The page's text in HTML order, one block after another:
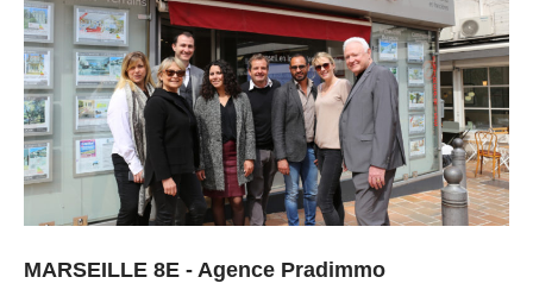
MARSEILLE 8E - Agence Pradimmo